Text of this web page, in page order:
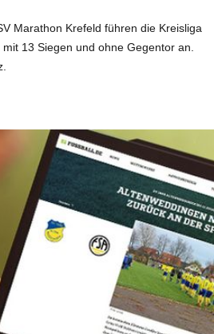
Marathon Krefeld führen die Kreisliga
13 Siegen und ohne Gegentor an.